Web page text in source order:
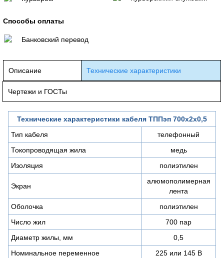
Способы оплаты
Банковский перевод
Описание Технические характеристики
Чертежи и ГОСТы
Технические характеристики кабеля ТППэп 700х2х0,5
Тип кабеля
телефонный
Токопроводящая жила
медь
Изоляция
полиэтилен
Экран
алюмополимерная
лента
Оболочка
полиэтилен
Число жил
700 пар
Диаметр жилы, мм
0,5
Номинальное переменное
225 или 145 В